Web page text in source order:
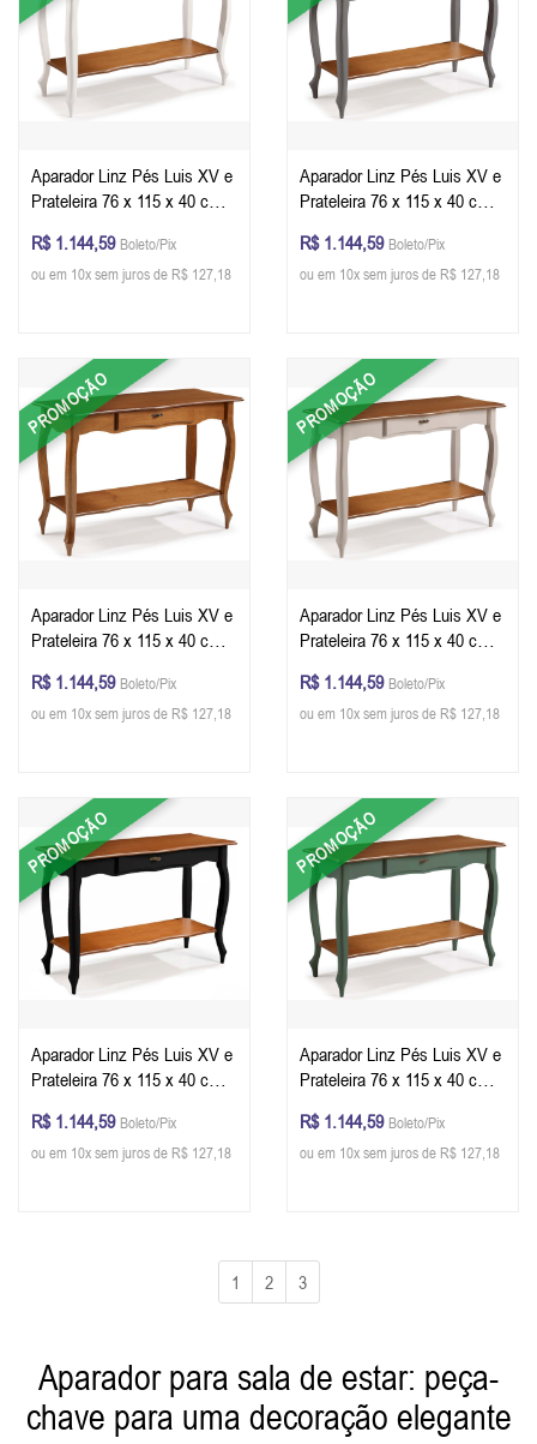
Aparador Linz Pés Luis XV e
Prateleira 76 x 115 x 40 cm
Imbuia Glazer
R$ 1.144,59 Boleto/Pix
ou em 10x sem juros de R$ 127,18
Aparador Linz Pés Luis XV e
Prateleira 76 x 115 x 40 cm
Escuro - Imbuia Glazer
R$ 1.144,59 Boleto/Pix
ou em 10x sem juros de R$ 127,18
PROMOÇÃO
Aparador Linz Pés Luis XV e
Prateleira 76 x 115 x 40 cm
Glazer
R$ 1.144,59 Boleto/Pix
ou em 10x sem juros de R$ 127,18
PROMOÇÃO
Aparador Linz Pés Luis XV e
Prateleira 76 x 115 x 40 cm
Imbuia Glazer
R$ 1.144,59 Boleto/Pix
ou em 10x sem juros de R$ 127,18
PROMOÇÃO
Aparador Linz Pés Luis XV e
Prateleira 76 x 115 x 40 cm
Imbuia Glazer
R$ 1.144,59 Boleto/Pix
ou em 10x sem juros de R$ 127,18
PROMOÇÃO
Aparador Linz Pés Luis XV e
Prateleira 76 x 115 x 40 cm
Musgo - Imbuia Glazer
R$ 1.144,59 Boleto/Pix
ou em 10x sem juros de R$ 127,18
1 2 3
Aparador para sala de estar: peça-
chave para uma decoração elegante